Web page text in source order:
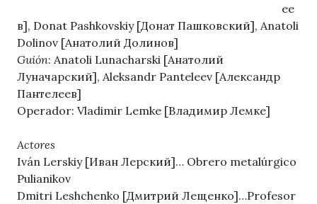
ее
в], Donat Pashkovskiy [Донат Пашковский], Anatoli
Dolinov [Анатолий Долинов]
Guión: Anatoli Lunacharski [Анатолий
Луначарский], Aleksandr Panteleev [Александр
Пантелеев]
Operador: Vladimir Lemke [Владимир Лемке]
Actores
Iván Lerskiy [Иван Лерский]… Obrero metalúrgico
Pulianikov
Dmitri Leshchenko [Дмитрий Лещенко]…Profesor